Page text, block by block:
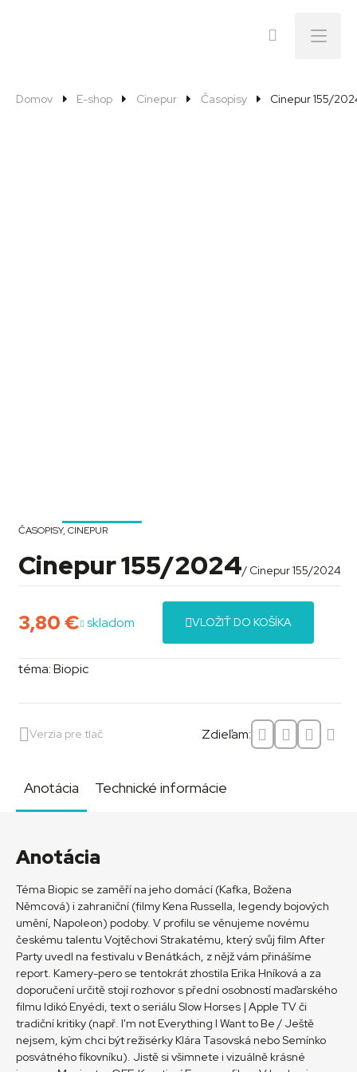
Menu
Domov E-shop Cinepur Časopisy Cinepur 155/
ČASOPISY, CINEPUR
Cinepur 155/2024/ Cinepur 155/2024
3,80€ skladom VLOŽIŤ DO KOŠÍKA
téma: Biopic
Verzia pre tlač Zdieľam:
Anotácia Technické informácie
Anotácia
Téma Biopic se zaměří na jeho domácí (Kafka, Božena
Němcová) i zahraniční (filmy Kena Russella, legendy bojových
umění, Napoleon) podoby. V profilu se věnujeme novému
českému talentu Vojtěchovi Strakatému, který svůj film After
Party uvedl na festivalu v Benátkách, z nějž vám přinášíme
report. Kamery-pero se tentokrát zhostila Erika Hníková a za
doporučení určitě stojí rozhovor s přední osobností maďarského
filmu Idikó Enyédi, text o seriálu Slow Horses | Apple TV či
tradiční kritiky (např. I'm not Everything I Want to Be / Ještě
nejsem, kým chci být režisérky Klára Tasovská nebo Semínko
posvátného fíkovníku). Jistě si všimnete i vizuálně krásné